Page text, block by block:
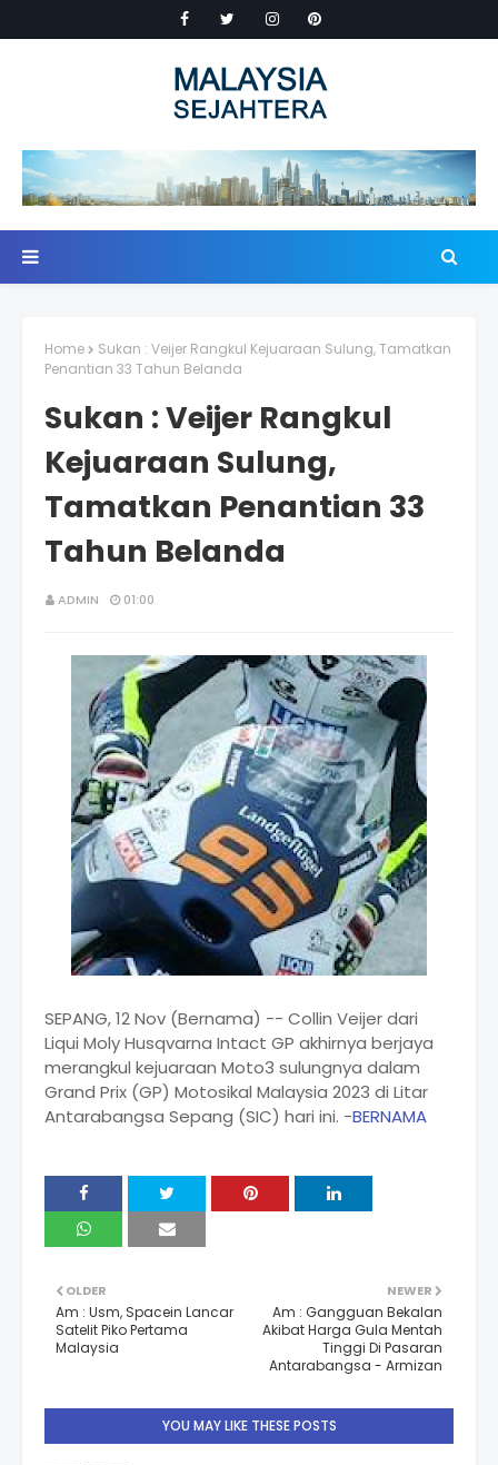
Home
Sukan : Veijer Rangkul Kejuaraan Sulung, Tamatkan
Penantian 33 Tahun Belanda
Sukan : Veijer Rangkul
Kejuaraan Sulung,
Tamatkan Penantian 33
Tahun Belanda
ADMIN 01:00
SEPANG, 12 Nov (Bernama) -- Collin Veijer dari
Liqui Moly Husqvarna Intact GP akhirnya berjaya
merangkul kejuaraan Moto3 sulungnya dalam
Grand Prix (GP) Motosikal Malaysia 2023 di Litar
Antarabangsa Sepang (SIC) hari ini. -BERNAMA
NEWER
Am : Gangguan Bekalan
Akibat Harga Gula Mentah
Tinggi Di Pasaran
Antarabangsa - Armizan
OLDER
Am : Usm, Spacein Lancar
Satelit Piko Pertama
Malaysia
YOU MAY LIKE THESE POSTS